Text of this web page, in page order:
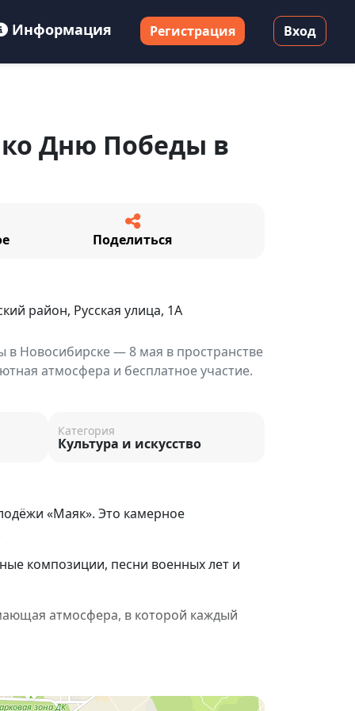
Информация Регистрация Вход
Дню Победы в
Поделиться
район, Русская улица, 1А
Новосибирске — 8 мая в пространстве
атмосфера и бесплатное участие.
Категория
Культура и искусство
«Маяк». Это камерное
композиции, песни военных лет и
атмосфера, в которой каждый